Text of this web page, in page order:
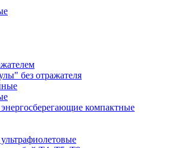
без отражателя
компактные